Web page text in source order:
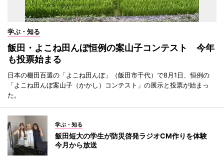
学ぶ・知る
飯田・よこね田んぼ恒例の案山子コンテスト 今年
も投票始まる
日本の棚田百選の「よこね田んぼ」（飯田市千代）で8月1日、恒例の
「よこね田んぼ案山子（かかし）コンテスト」の展示と投票が始まっ
た。
学ぶ・知る
飯田短大の学生が防災啓発ラジオCM作りを体験
今月から放送